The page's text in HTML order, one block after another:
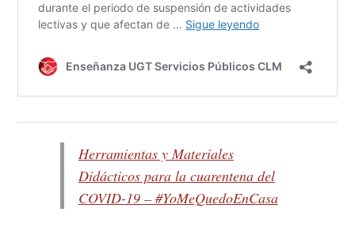
Herramientas y Materiales
Didácticos para la cuarentena del
COVID-19 – #YoMeQuedoEnCasa